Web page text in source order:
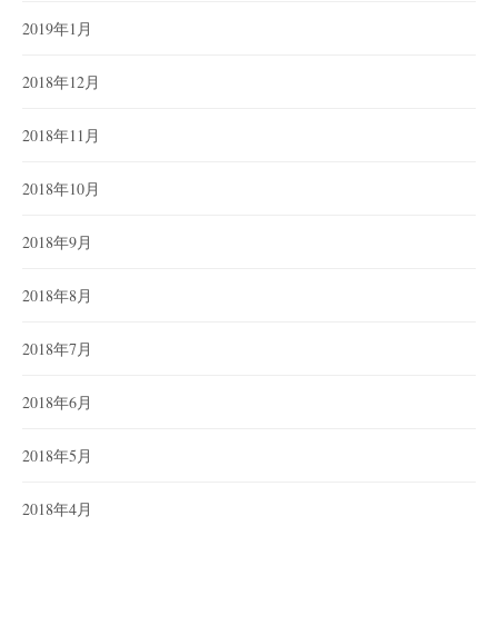
2019年1月
2018年12月
2018年11月
2018年10月
2018年9月
2018年8月
2018年7月
2018年6月
2018年5月
2018年4月